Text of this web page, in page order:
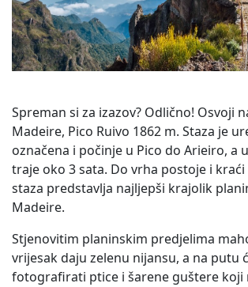
Spreman si za izazov? Odlično! Osvoji
Madeire, Pico Ruivo 1862 m. Staza je
označena i počinje u Pico do Arieiro, a
traje oko 3 sata. Do vrha postoje i kraći
staza predstavlja najljepši krajolik
Madeire.
Stjenovitim planinskim predjelima
vrijesak daju zelenu nijansu, a na putu
fotografirati ptice i šarene guštere koji